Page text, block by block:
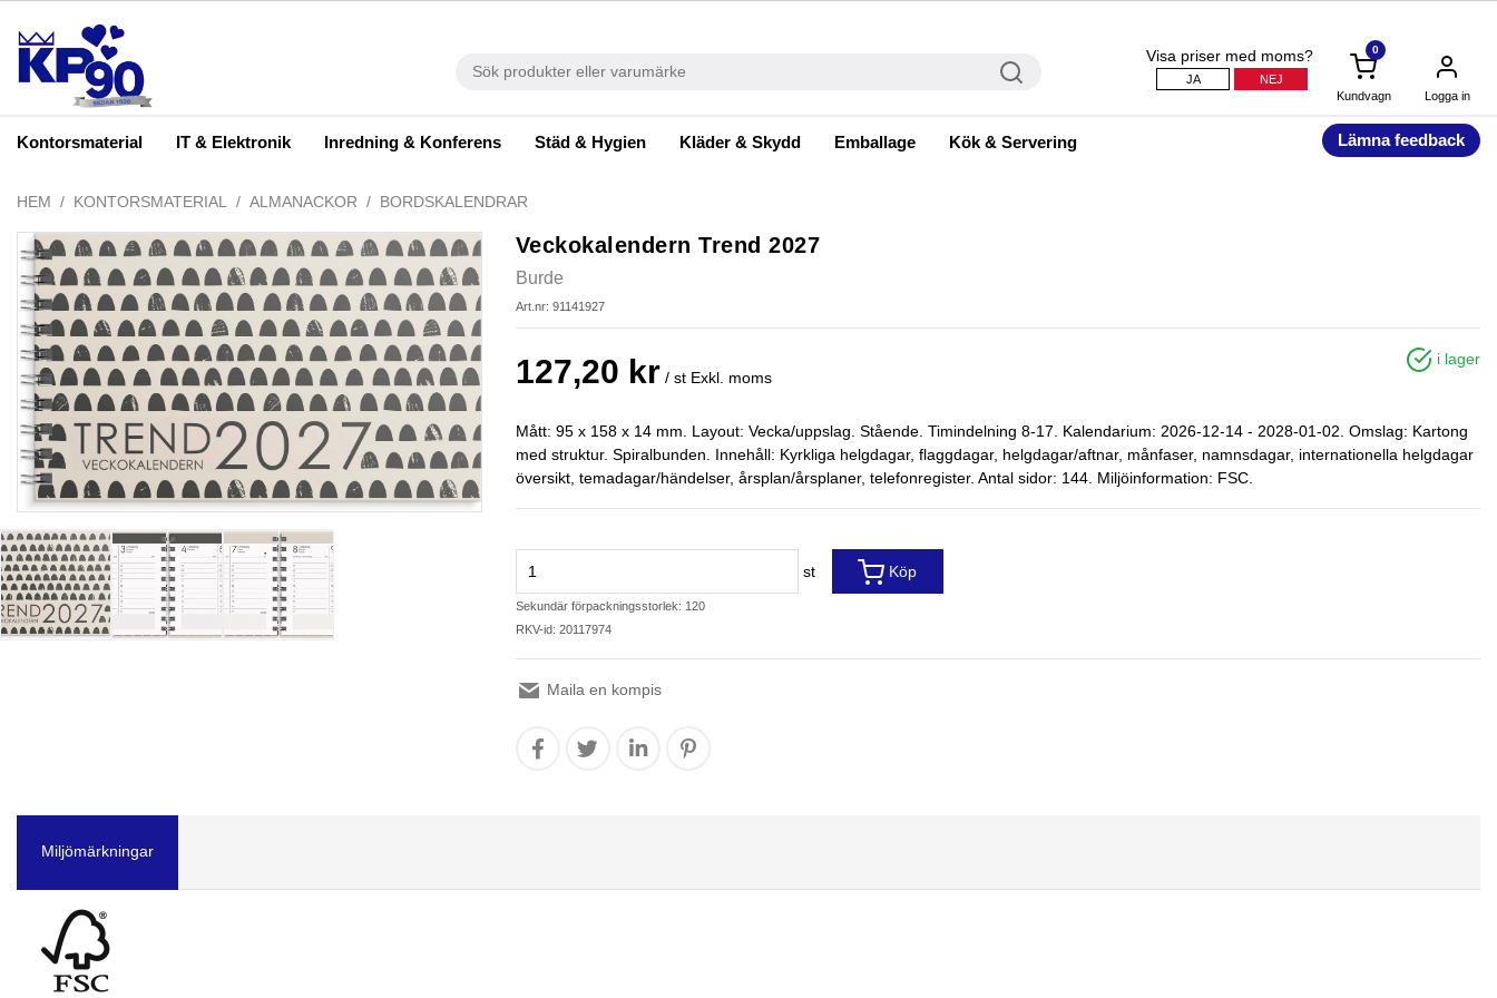
Visa priser med moms?
JA NEJ
0
Kundvagn Logga in
Kontorsmaterial IT & Elektronik Inredning & Konferens Städ & Hygien Kläder & Skydd Emballage Kök & Servering Lämna feedback
HEM KONTORSMATERIAL ALMANACKOR BORDSKALENDRAR
Veckokalendern Trend 2027
Burde
Art.nr: 91141927
127,20 kr / st Exkl. moms
i lager
Mått: 95 x 158 x 14 mm. Layout: Vecka/uppslag. Stående. Timindelning 8-17. Kalendarium: 2026-12-14 - 2028-01-02. Omslag: Kartong
med struktur. Spiralbunden. Innehåll: Kyrkliga helgdagar, flaggdagar, helgdagar/aftnar, månfaser, namnsdagar, internationella helgdagar
översikt, temadagar/händelser, årsplan/årsplaner, telefonregister. Antal sidor: 144. Miljöinformation: FSC.
st
Sekundär förpackningsstorlek: 120
RKV-id: 20117974
Köp
Maila en kompis
Miljömärkningar